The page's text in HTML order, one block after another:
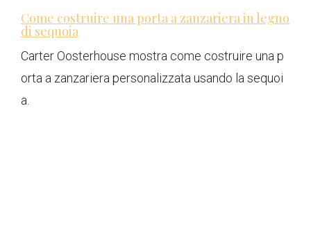
Come costruire una porta a zanzariera in legno
di sequoia
Carter Oosterhouse mostra come costruire una p
orta a zanzariera personalizzata usando la sequoi
a.